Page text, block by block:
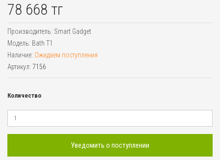
78 668 тг
Производитель: Smart Gadget
Модель: Bath T1
Наличие: Ожидаем поступления
Артикул: 7156
Количество
Уведомить о поступлении